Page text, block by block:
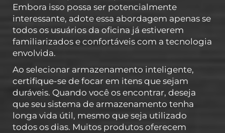
Embora isso possa ser potencialmente
interessante, adote essa abordagem apenas se
todos os usuários da oficina já estiverem
familiarizados e confortáveis com a tecnologia
envolvida.
Ao selecionar armazenamento inteligente,
certifique-se de focar em itens que sejam
duráveis. Quando você os encontrar, deseja
que seu sistema de armazenamento tenha
longa vida útil, mesmo que seja utilizado
todos os dias. Muitos produtos oferecem